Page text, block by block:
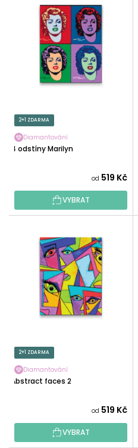
T
ŮU
K
T
2+1 ZDARMA
Diamantování
4 odstíny Marilyn
od 519 Kč
VYBRAT
2+1 ZDARMA
Diamantování
Abstract faces 2
od 519 Kč
VYBRAT